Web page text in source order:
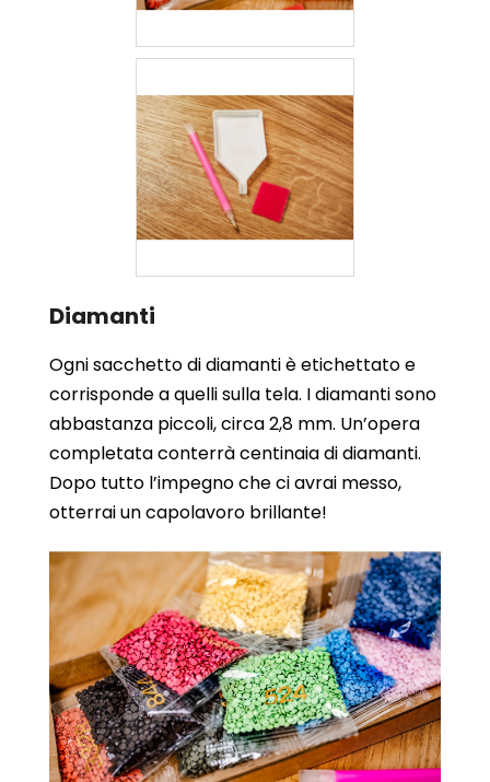
Diamanti
Ogni sacchetto di diamanti è etichettato e
corrisponde a quelli sulla tela. I diamanti sono
abbastanza piccoli, circa 2,8 mm. Un’opera
completata conterrà centinaia di diamanti.
Dopo tutto l’impegno che ci avrai messo,
otterrai un capolavoro brillante!